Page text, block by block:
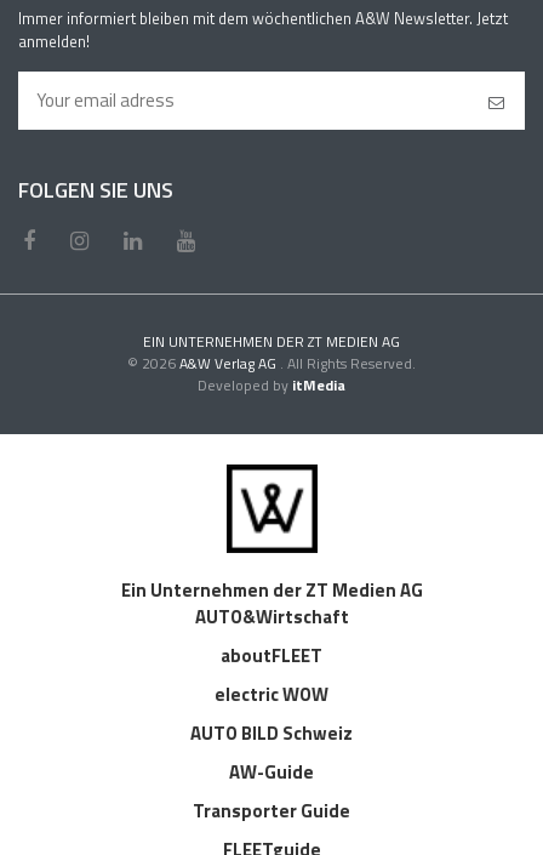
Immer informiert bleiben mit dem wöchentlichen A&W Newsletter. Jetzt
anmelden!
FOLGEN SIE UNS
EIN UNTERNEHMEN DER ZT MEDIEN AG
© 2026A&W Verlag AG . All Rights Reserved.
Developed by itMedia
Ein Unternehmen der ZT Medien AG
AUTO&Wirtschaft
aboutFLEET
electric WOW
AUTO BILD Schweiz
AW-Guide
Transporter Guide